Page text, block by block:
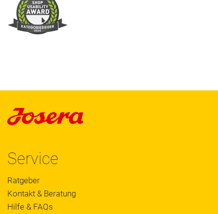
Service
Ratgeber
Kontakt & Beratung
Hilfe & FAQs